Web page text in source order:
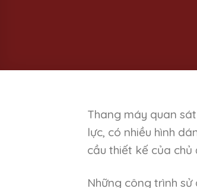
Thang máy quan
lực, có nhiều hình
cầu thiết kế của chủ
Những công trình